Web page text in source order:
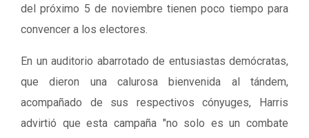
del próximo 5 de noviembre tienen poco tiempo para
convencer a los electores.
En un auditorio abarrotado de entusiastas demócratas,
que dieron una calurosa bienvenida al tándem,
acompañado de sus respectivos cónyuges, Harris
advirtió que esta campaña "no solo es un combate